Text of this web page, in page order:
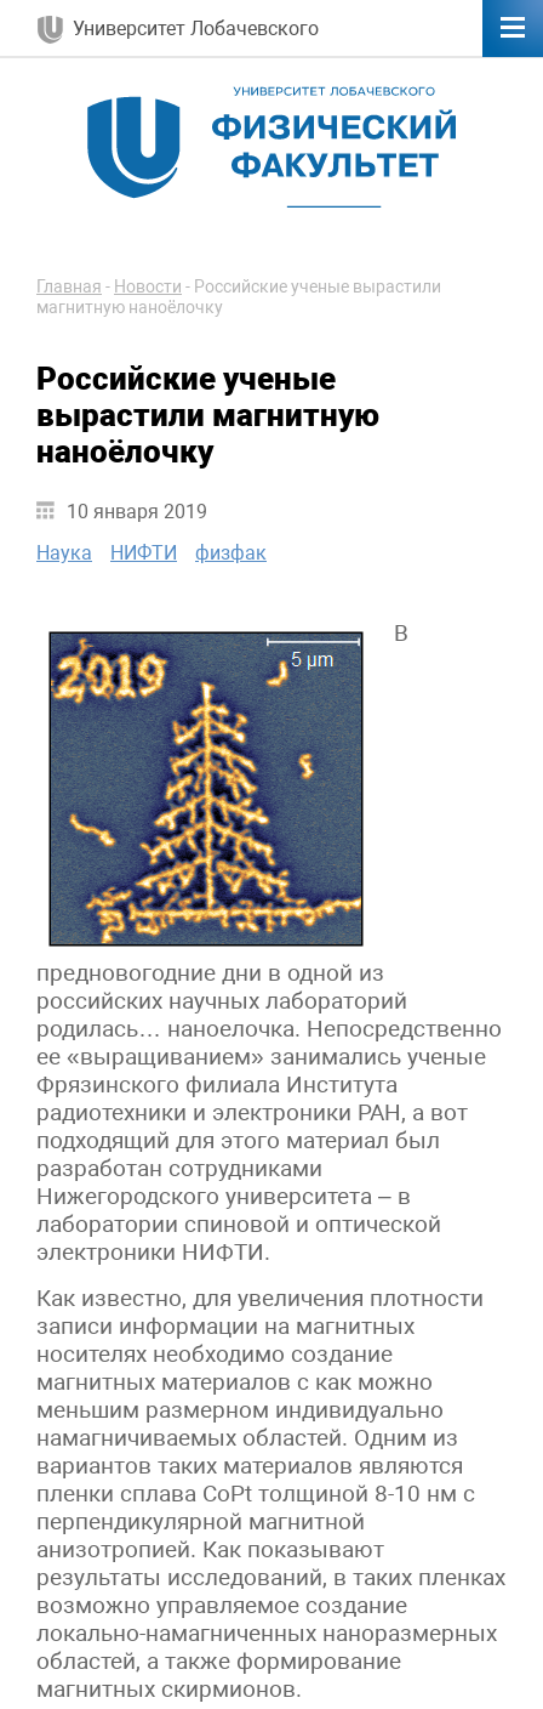
Университет Лобачевского
Главная - Новости - Российские ученые вырастили
магнитную наноёлочку
Российские ученые
вырастили магнитную
наноёлочку
10 января 2019
Наука
НИФТИ физфак
В
предновогодние дни в одной из
российских научных лабораторий
родилась… наноелочка. Непосредственно
ее «выращиванием» занимались ученые
Фрязинского филиала Института
радиотехники и электроники РАН, а вот
подходящий для этого материал был
разработан сотрудниками
Нижегородского университета – в
лаборатории спиновой и оптической
электроники НИФТИ.
Как известно, для увеличения плотности
записи информации на магнитных
носителях необходимо создание
магнитных материалов с как можно
меньшим размерном индивидуально
намагничиваемых областей. Одним из
вариантов таких материалов являются
пленки сплава CoPt толщиной 8-10 нм с
перпендикулярной магнитной
анизотропией. Как показывают
результаты исследований, в таких пленках
возможно управляемое создание
локально-намагниченных наноразмерных
областей, а также формирование
магнитных скирмионов.